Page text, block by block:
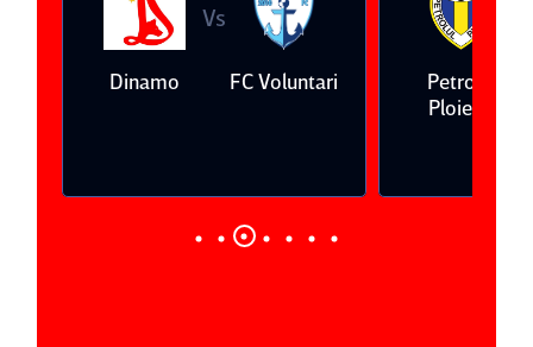
Dinamo
Vs
FC Voluntari
Petrolul
Ploieşti